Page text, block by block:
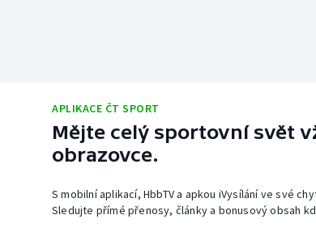
APLIKACE ČT SPORT
Mějte celý sportovní svět
obrazovce.
S mobilní aplikací, HbbTV a apkou iVysílání ve své
Sledujte přímé přenosy, články a bonusový obsah